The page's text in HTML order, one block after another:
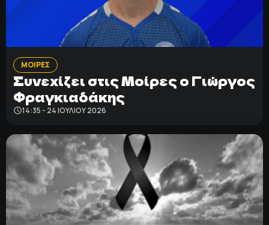
ΜΟΙΡΕΣ
Συνεχίζει στις Μοίρες ο Γιώργος
Φραγκιαδάκης
14:35 - 24 ΙΟΥΛΊΟΥ 2026